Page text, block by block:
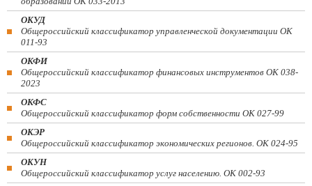
ОКУД
Общероссийский классификатор управленческой документации ОК
011-93
ОКФИ
Общероссийский классификатор финансовых инструментов OK 038-
2023
ОКФС
Общероссийский классификатор форм собственности ОК 027-99
ОКЭР
Общероссийский классификатор экономических регионов. ОК 024-95
ОКУН
Общероссийский классификатор услуг населению. ОК 002-93